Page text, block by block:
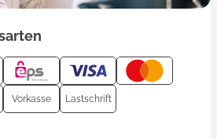
Vorkasse Lastschrift